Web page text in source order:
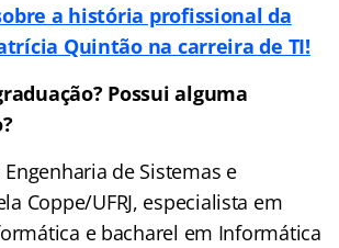
a história profissional da
Quintão na carreira de TI!
Possui alguma
de Sistemas e
Coppe/UFRJ, especialista em
e bacharel em Informática